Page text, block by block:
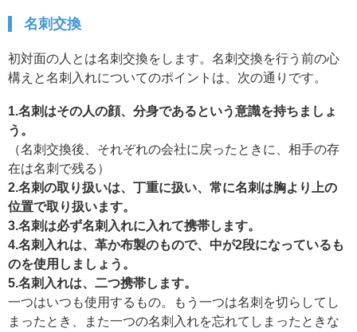
名刺交換
初対面の人とは名刺交換をします。名刺交換を行う前の心
構えと名刺入れについてのポイントは、次の通りです。
1.名刺はその人の顔、分身であるという意識を持ちましょ
う。
（名刺交換後、それぞれの会社に戻ったときに、相手の存
在は名刺で残る）
2.名刺の取り扱いは、丁重に扱い、常に名刺は胸より上の
位置で取り扱います。
3.名刺は必ず名刺入れに入れて携帯します。
4.名刺入れは、革か布製のもので、中が2段になっているも
のを使用しましょう。
5.名刺入れは、二つ携帯します。
一つはいつも使用するもの。もう一つは名刺を切らしてし
まったとき、また一つの名刺入れを忘れてしまったときな